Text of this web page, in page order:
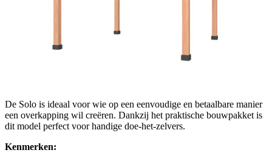
De Solo is ideaal voor wie op een eenvoudige en betaalbare manier
een overkapping wil creëren. Dankzij het praktische bouwpakket is
dit model perfect voor handige doe-het-zelvers.
Kenmerken: